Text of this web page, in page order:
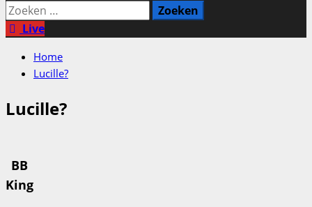
Zoeken
naar:Live
Home
Lucille?
Lucille?
BB
King